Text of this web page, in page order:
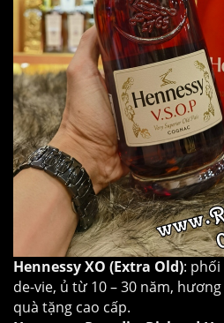
Hennessy XO (Extra Old):
de-vie, ủ từ 10 – 30 năm,
quà tặng cao cấp.